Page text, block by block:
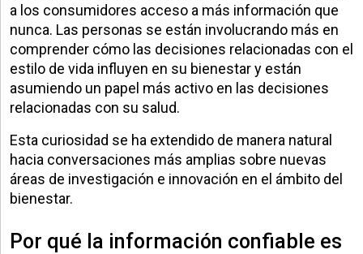
a los consumidores acceso a más información que
nunca. Las personas se están involucrando más en
comprender cómo las decisiones relacionadas con el
estilo de vida influyen en su bienestar y están
asumiendo un papel más activo en las decisiones
relacionadas con su salud.
Esta curiosidad se ha extendido de manera natural
hacia conversaciones más amplias sobre nuevas
áreas de investigación e innovación en el ámbito del
bienestar.
Por qué la información confiable es